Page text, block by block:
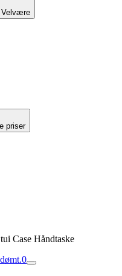
Velvære
priser
Case Håndtaske
0